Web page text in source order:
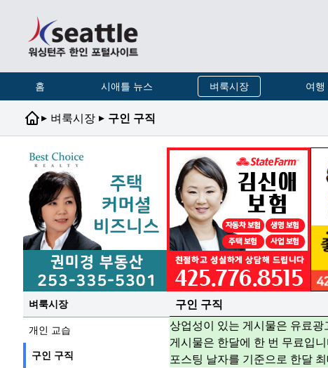
홈 시애틀 뉴스 벼룩시장 여
▸ 벼룩시장 ▸ 구인 구직
벼룩시장
개인 교습
구인 구직
구인 구직
상업성이 있는 게시물은 유료광
게시물은 한달에 한 번 무료입
포스팅 날자를 기준으로 한달